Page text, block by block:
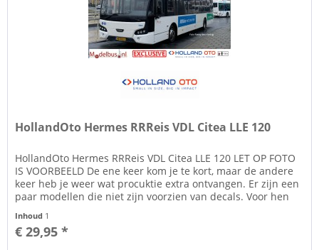
HollandOto Hermes RRReis VDL Citea LLE 120
HollandOto Hermes RRReis VDL Citea LLE 120 LET OP FOTO
IS VOORBEELD De ene keer kom je te kort, maar de andere
keer heb je weer wat procuktie extra ontvangen. Er zijn een
paar modellen die niet zijn voorzien van decals. Voor hen
Inhoud 1
€ 29,95 *